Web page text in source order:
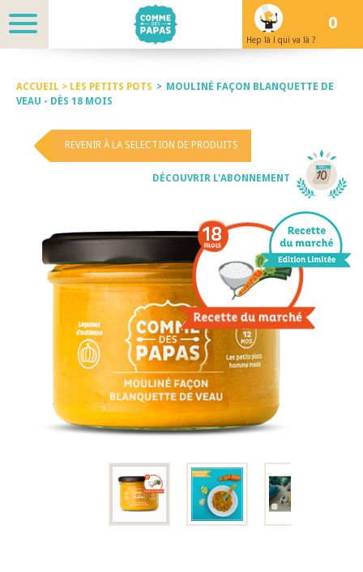
Hep là ! qui va là ?
0
ACCUEIL > LES PETITS POTS > MOULINÉ FAÇON BLANQUETTE DE
VEAU - DÈS 18 MOIS
REVENIR À LA SELECTION DE PRODUITS
DÉCOUVRIR L'ABONNEMENT